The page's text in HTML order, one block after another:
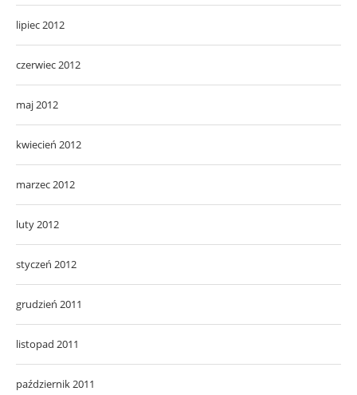
lipiec 2012
czerwiec 2012
maj 2012
kwiecień 2012
marzec 2012
luty 2012
styczeń 2012
grudzień 2011
listopad 2011
październik 2011